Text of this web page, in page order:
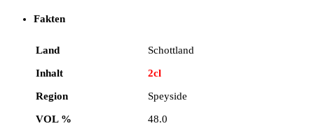
Fakten
Land Schottland
Inhalt 2cl
Region Speyside
VOL % 48.0